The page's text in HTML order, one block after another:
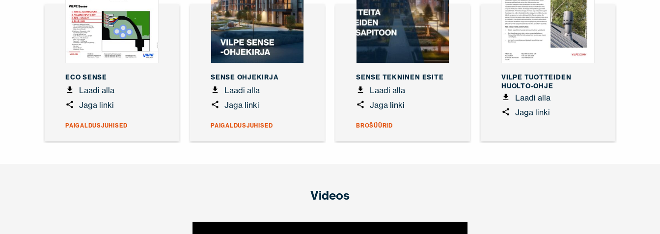
ECO SENSE
Laadi alla
Jaga linki
PAIGALDUSJUHISED
SENSE OHJEKIRJA
Laadi alla
Jaga linki
PAIGALDUSJUHISED
SENSE TEKNINEN ESITE
Laadi alla
Jaga linki
BROŠÜÜRID
VILPE TUOTTEIDEN
HUOLTO-OHJE
Laadi alla
Jaga linki
Videos